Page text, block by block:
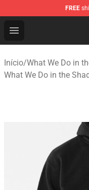
FREE
Open menu
What We Do in
Início/What We Do in
What We Do in the